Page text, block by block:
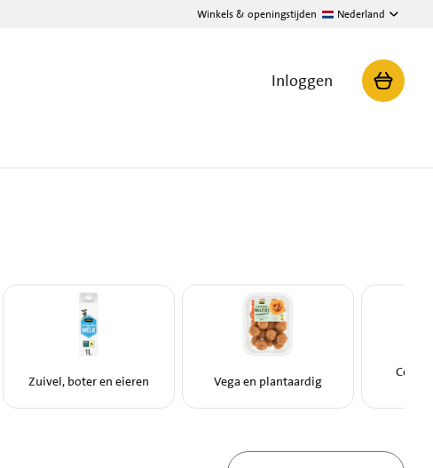
Winkels & openingstijden Nederland
Inloggen
Zuivel, boter en eieren Vega en plantaardig